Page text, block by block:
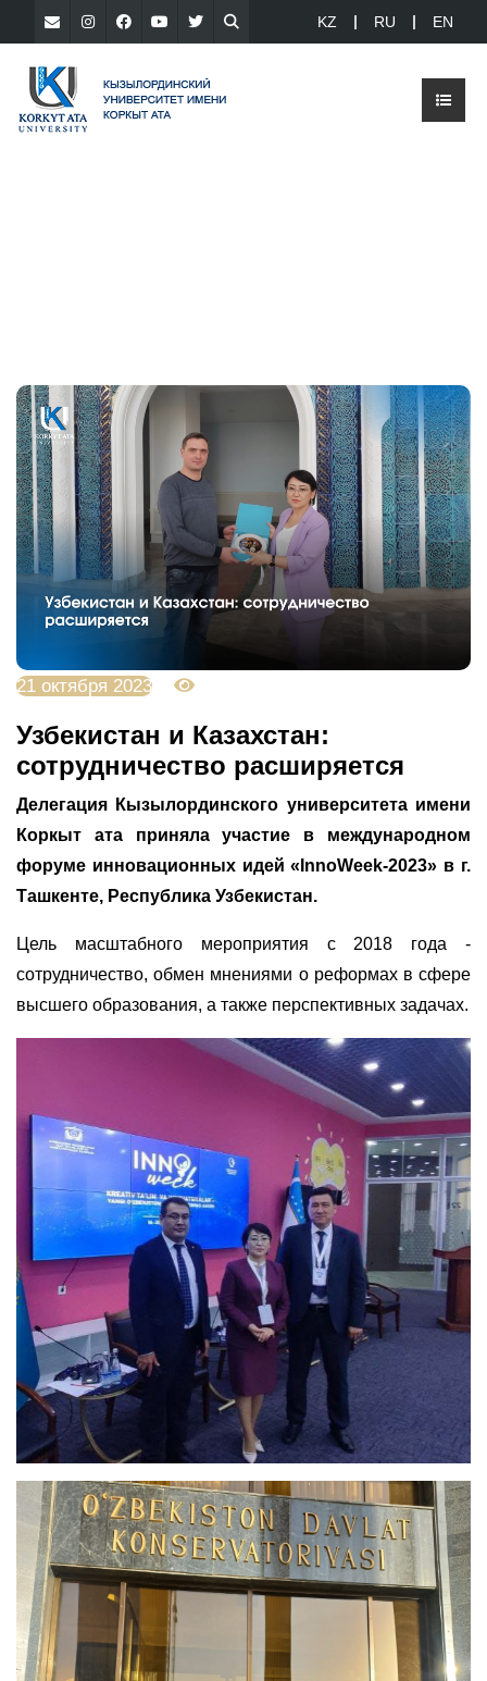
KZ RU EN
21 октября 2023
Узбекистан и Казахстан:
сотрудничество расширяется
Делегация Кызылординского университета имени
Коркыт ата приняла участие в международном
форуме инновационных идей «InnoWeek-2023» в г.
Ташкенте, Республика Узбекистан.
Цель масштабного мероприятия с 2018 года -
сотрудничество, обмен мнениями о реформах в сфере
высшего образования, а также перспективных задачах.